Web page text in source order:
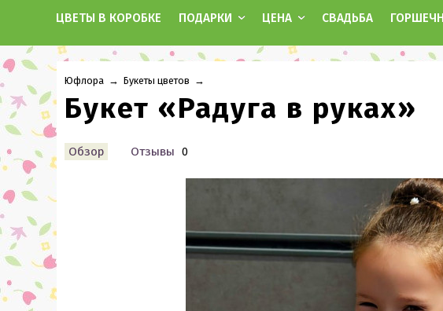
ЦВЕТЫ В КОРОБКЕ
ПОДАРКИ ЦЕНА СВАДЬБА
Юфлора → Букеты цветов →
Букет «Радуга в руках»
Обзор Отзывы 0